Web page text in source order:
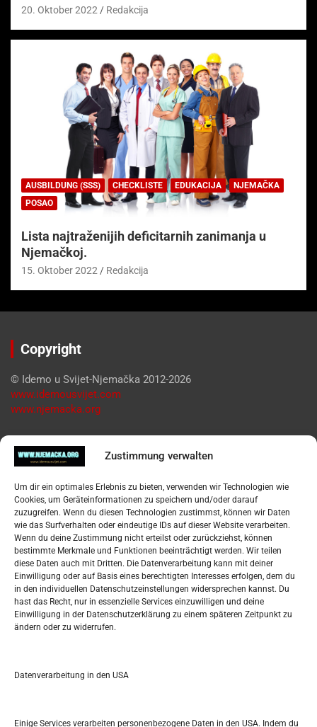
Zustimmung verwalten
Um dir ein optimales Erlebnis zu bieten, verwenden wir Technologien wie
Cookies, um Geräteinformationen zu speichern und/oder darauf
zuzugreifen. Wenn du diesen Technologien zustimmst, können wir Daten
wie das Surfverhalten oder eindeutige IDs auf dieser Website verarbeiten.
Wenn du deine Zustimmung nicht erteilst oder zurückziehst, können
bestimmte Merkmale und Funktionen beeinträchtigt werden. Wir teilen
diese Daten auch mit Dritten. Die Datenverarbeitung kann mit deiner
Einwilligung oder auf Basis eines berechtigten Interesses erfolgen, dem du
in den individuellen Datenschutzeinstellungen widersprechen kannst. Du
hast das Recht, nur in essenzielle Services einzuwilligen und deine
Einwilligung in der Datenschutzerklärung zu einem späteren Zeitpunkt zu
ändern oder zu widerrufen.
Datenverarbeitung in den USA
Einige Services verarbeiten personenbezogene Daten in den USA. Indem du
20. Oktober 2022 Redakcija
AUSBILDUNG (SSS) CHECKLISTE EDUKACIJA
NJEMAČKA
POSAO
Lista najtraženijih deficitarnih zanimanja u
Njemačkoj.
15. Oktober 2022 Redakcija
Copyright
© Idemo u Svijet-Njemačka 2012-2026
www.idemousvijet.com
www.njemacka.org
Pregled
Datenschutzerklärung
Widerufsbelehrung
Oglašavanje / Postavite svoj oglas
Tko je “Idemo u Svijet – Njemačka?
Pretražite stranicu:
S
MÄRZ 2023